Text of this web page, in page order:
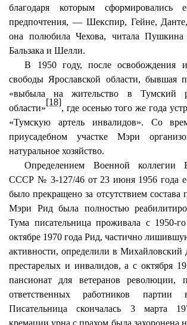
благодаря которым сформировались
предпочтения, — Шекспир, Гейне,
она полюбила Чехова, читала Пушкина
Бальзака и Шелли.
В 1950 году, после освобождения
свободы Ярославской области, бывшая
«выбыла на жительство в Тумский
области»
[18]
, где осенью того же года
«Тумскую артель инвалидов». Со
приусадебном участке Мэри
натуральное хозяйство.
Определением Военной коллегии
СССР № 3-127/46 от 23 июня 1956 года
было прекращено за отсутствием состава
Мэри Рид была полностью
Тума писательница проживала с 1950-
октябре 1970 года Рид, частично
активности, определили в Михайловский
престарелых и инвалидов, а с октября
пансионат для ветеранов революции,
ответственных работников партии
Писательница скончалась 3 марта
кремации урна с прахом была захоронена